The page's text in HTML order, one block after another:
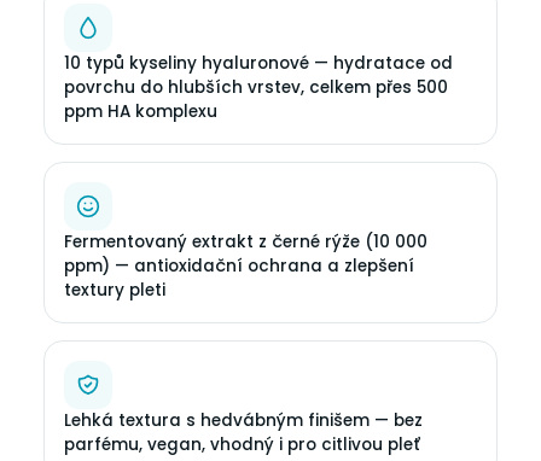
10 typů kyseliny hyaluronové — hydratace od
povrchu do hlubších vrstev, celkem přes 500
ppm HA komplexu
Fermentovaný extrakt z černé rýže (10 000
ppm) — antioxidační ochrana a zlepšení
textury pleti
Lehká textura s hedvábným finišem — bez
parfému, vegan, vhodný i pro citlivou pleť